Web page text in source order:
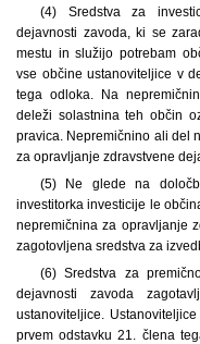
(4) Sredstva za
dejavnosti zavoda, ki se
mestu in služijo potrebam
vse občine ustanoviteljice v
tega odloka. Na
deleži solastnina teh občin
pravica. Nepremičnino ali del
za opravljanje zdravstvene
(5) Ne glede na
investitorka investicije le
nepremičnina za opravljanje
zagotovljena sredstva za
(6) Sredstva za
dejavnosti zavoda
ustanoviteljice.
prvem odstavku 21. člena